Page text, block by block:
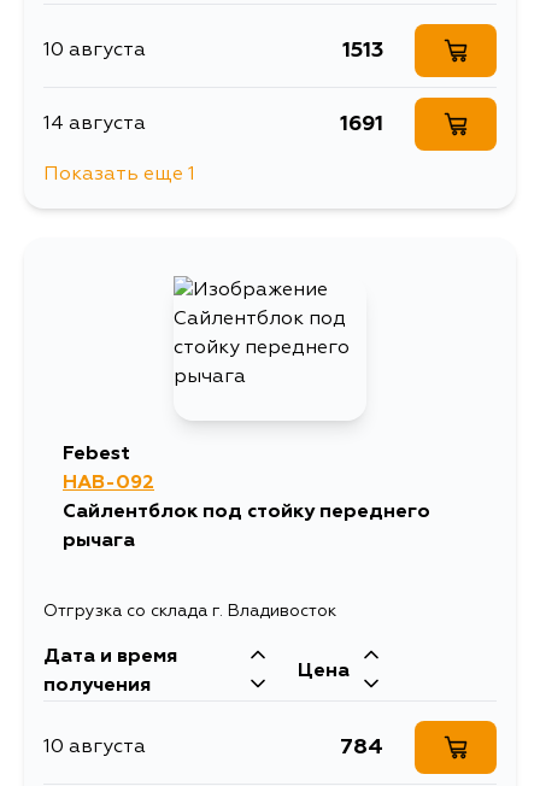
10 августа 1513
14 августа 1691
Показать еще 1
Febest
HAB-092
Сайлентблок под стойку переднего
рычага
Отгрузка со склада г. Владивосток
Дата и время
получения
Цена
10 августа 784